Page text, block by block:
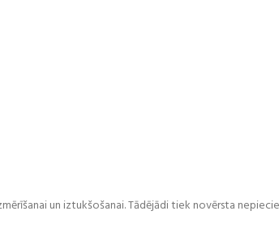
un iztukšošanai. Tādējādi tiek novērsta